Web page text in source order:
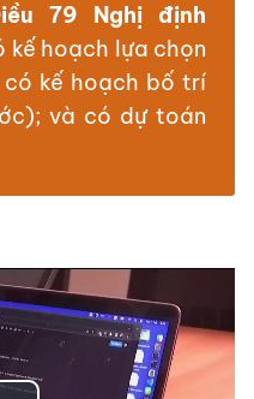
79 Nghị định
kế hoạch lựa chọn
kế hoạch bố trí
và có dự toán